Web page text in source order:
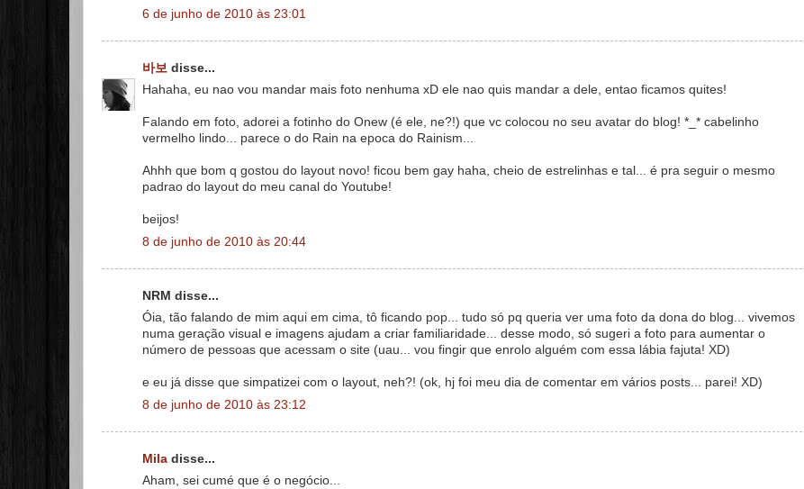
6 de junho de 2010 às 23:01
바보 disse...
Hahaha, eu nao vou mandar mais foto nenhuma xD ele nao quis mandar a dele, entao ficamos quites!
Falando em foto, adorei a fotinho do Onew (é ele, ne?!) que vc colocou no seu avatar do blog! *_* cabelinho
vermelho lindo... parece o do Rain na epoca do Rainism...
Ahhh que bom q gostou do layout novo! ficou bem gay haha, cheio de estrelinhas e tal... é pra seguir o mesmo
padrao do layout do meu canal do Youtube!
beijos!
8 de junho de 2010 às 20:44
NRM disse...
Óia, tão falando de mim aqui em cima, tô ficando pop... tudo só pq queria ver uma foto da dona do blog... vivemos
numa geração visual e imagens ajudam a criar familiaridade... desse modo, só sugeri a foto para aumentar o
número de pessoas que acessam o site (uau... vou fingir que enrolo alguém com essa lábia fajuta! XD)
e eu já disse que simpatizei com o layout, neh?! (ok, hj foi meu dia de comentar em vários posts... parei! XD)
8 de junho de 2010 às 23:12
Mila disse...
Aham, sei cumé que é o negócio...